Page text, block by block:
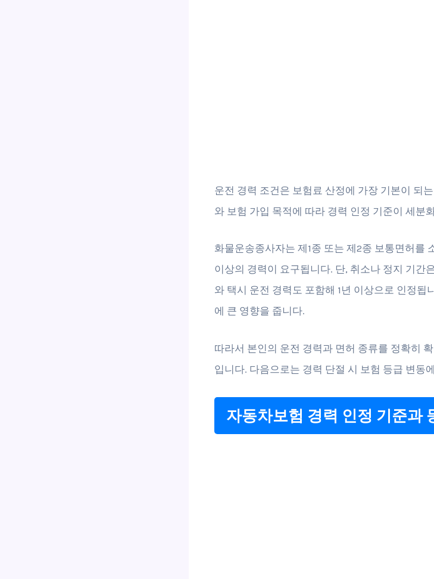
운전 경력 조건은 보험료 산정에 가장 기본이 되
와 보험 가입 목적에 따라 경력 인정 기준이 세분
화물운송종사자는 제1종 또는 제2종 보통면허를
이상의 경력이 요구됩니다. 단, 취소나 정지 기간
와 택시 운전 경력도 포함해 1년 이상으로 인정됩
에 큰 영향을 줍니다.
따라서 본인의 운전 경력과 면허 종류를 정확히
입니다. 다음으로는 경력 단절 시 보험 등급 변동
자동차보험 경력 인정 기준과